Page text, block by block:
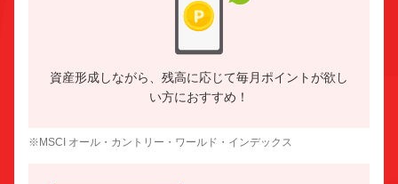
資産形成しながら、残高に応じて毎月ポイントが欲し
い方におすすめ！
※MSCI オール・カントリー・ワールド・インデックス